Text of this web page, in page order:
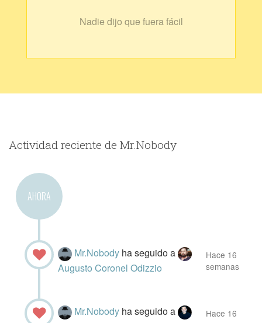
Nadie dijo que fuera fácil
Actividad reciente de Mr.Nobody
AHORA
Mr.Nobody ha seguido a
Augusto Coronel Odizzio
Hace 16
semanas
Mr.Nobody ha seguido a
Hace 16